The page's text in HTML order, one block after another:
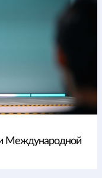
Международной